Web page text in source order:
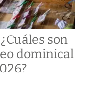
son
dominical